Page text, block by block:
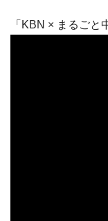
「KBN × まるごと